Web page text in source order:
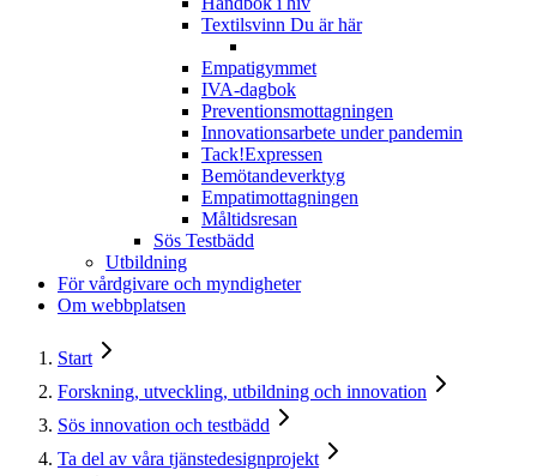
Textilsvinn Du är här
Empatigymmet
IVA-dagbok
Preventionsmottagningen
Innovationsarbete under pandemin
Tack!Expressen
Bemötandeverktyg
Empatimottagningen
Måltidsresan
Sös Testbädd
Utbildning
För vårdgivare och myndigheter
Om webbplatsen
Start
Forskning, utveckling, utbildning och innovation
Sös innovation och testbädd
Ta del av våra tjänstedesignprojekt